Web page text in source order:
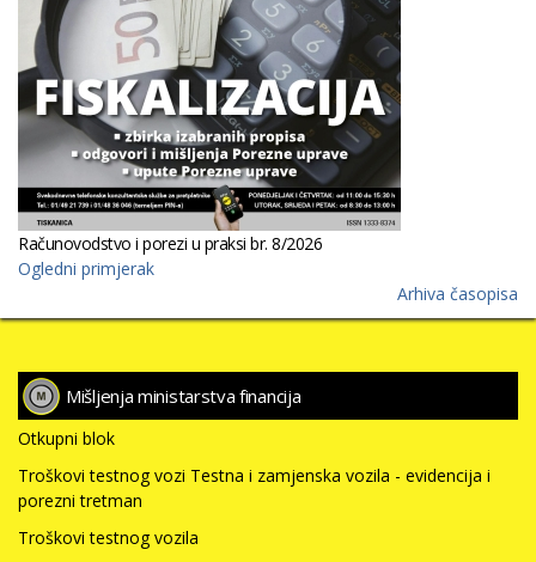
Računovodstvo i porezi u praksi br. 8/2026
Ogledni primjerak
Arhiva časopisa
Mišljenja ministarstva financija
Otkupni blok
Troškovi testnog vozi Testna i zamjenska vozila - evidencija i
porezni tretman
Troškovi testnog vozila